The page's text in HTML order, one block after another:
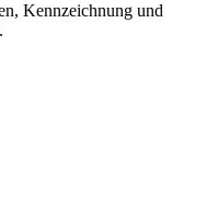
Kennzeichnung und